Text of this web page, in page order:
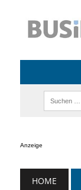
Anzeige
HOME